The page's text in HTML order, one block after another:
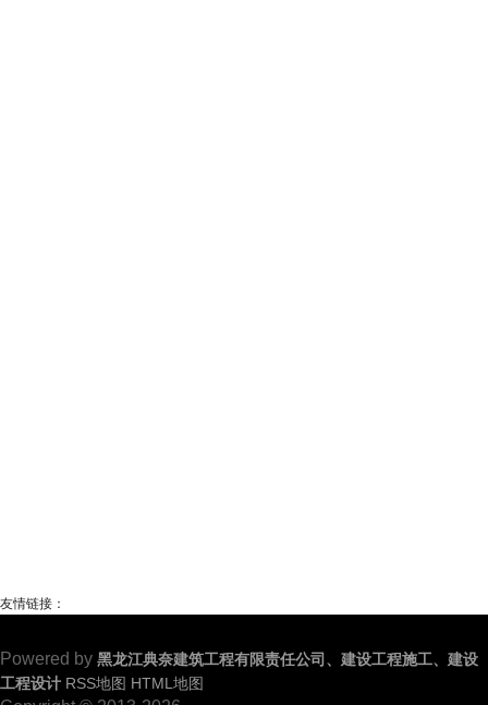
友情链接：
Powered by 黑龙江典奈建筑工程有限责任公司、建设工程施工、建设
工程设计 RSS地图 HTML地图